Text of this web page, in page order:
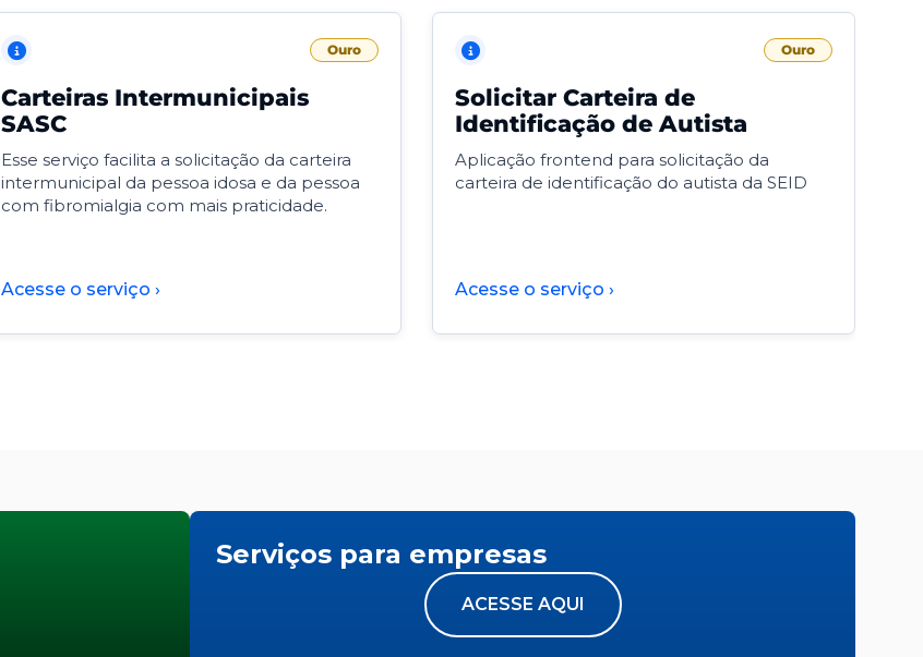
Ouro
Carteiras Intermunicipais
SASC
Esse serviço facilita a solicitação da carteira
intermunicipal da pessoa idosa e da pessoa
com fibromialgia com mais praticidade.
Acesse o serviço ›
Ouro
Solicitar Carteira de
Identificação de Autista
Aplicação frontend para solicitação da
carteira de identificação do autista da SEID
Acesse o serviço ›
Serviços para empresas
ACESSE AQUI